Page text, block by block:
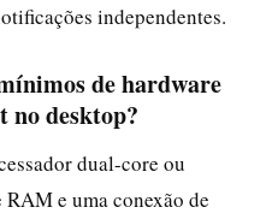
independentes.
de hardware
no desktop?
dual-core ou
e uma conexão de